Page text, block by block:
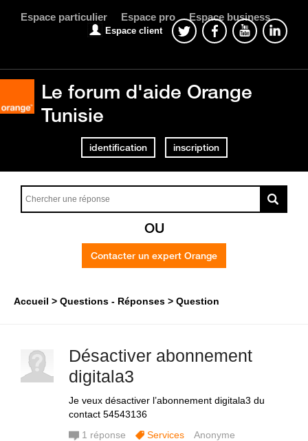
Espace particulier Espace pro Espace business
Espace client
Le forum d'aide Orange
Tunisie
identification inscription
OU
Contacter un expert Orange
Accueil Questions - Réponses Question
Désactiver abonnement
digitala3
Je veux désactiver l’abonnement digitala3 du
contact 54543136
1 réponse Services
Anonyme